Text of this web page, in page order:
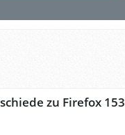
zu Firefox 153